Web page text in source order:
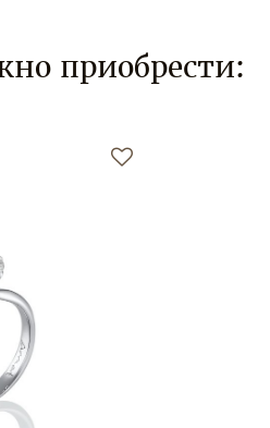
приобрести: